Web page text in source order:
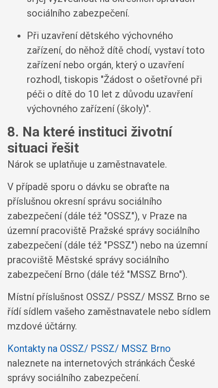
sociálního zabezpečení.
Při uzavření dětského výchovného
zařízení, do něhož dítě chodí, vystaví toto
zařízení nebo orgán, který o uzavření
rozhodl, tiskopis "Žádost o ošetřovné při
péči o dítě do 10 let z důvodu uzavření
výchovného zařízení (školy)".
8. Na které instituci životní
situaci řešit
Nárok se uplatňuje u zaměstnavatele.
V případě sporu o dávku se obraťte na
příslušnou okresní správu sociálního
zabezpečení (dále též "OSSZ"), v Praze na
územní pracoviště Pražské správy sociálního
zabezpečení (dále též "PSSZ") nebo na územní
pracoviště Městské správy sociálního
zabezpečení Brno (dále též "MSSZ Brno").
Místní příslušnost OSSZ/ PSSZ/ MSSZ Brno se
řídí sídlem vašeho zaměstnavatele nebo sídlem
mzdové účtárny.
Kontakty na OSSZ/ PSSZ/ MSSZ Brno
naleznete na internetových stránkách České
správy sociálního zabezpečení.